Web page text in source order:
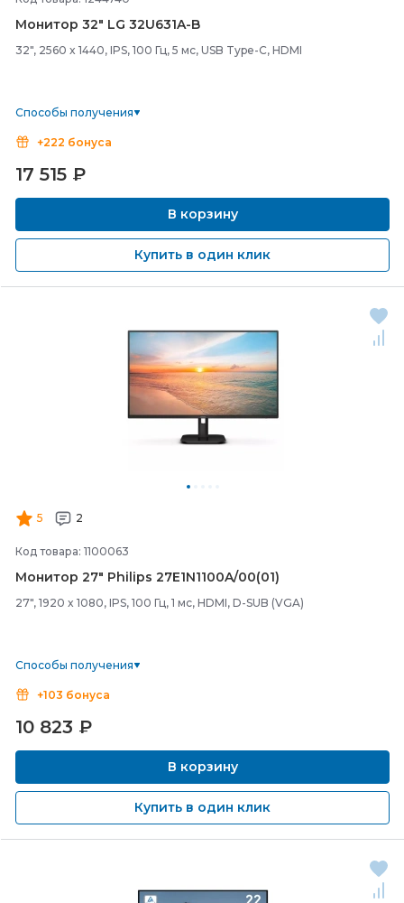
Монитор 32" LG 32U631A-B
32", 2560 x 1440, IPS, 100 Гц, 5 мс, USB Type-C, HDMI
Способы получения
+222 бонуса
17 515 ₽
В корзину
Купить в один клик
5 2
Код товара: 1100063
Монитор 27" Philips 27E1N1100A/00(01)
27", 1920 x 1080, IPS, 100 Гц, 1 мс, HDMI, D-SUB (VGA)
Способы получения
+103 бонуса
10 823 ₽
В корзину
Купить в один клик